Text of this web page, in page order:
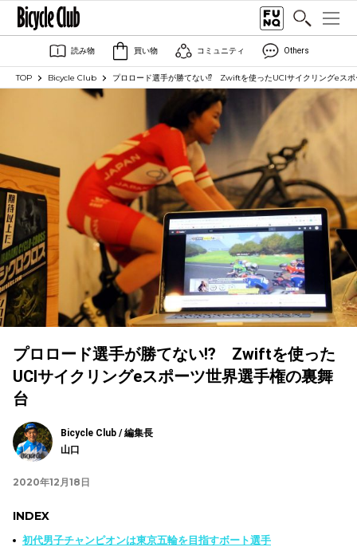
読み物 買い物 コミュニティ Others
TOP Bicycle Club プロロード選手が勝てない⁉ Zwiftを使ったUCIサイクリングeスポ
プロロード選手が勝てない⁉ Zwiftを使った
UCIサイクリングeスポーツ世界選手権の裏舞
台
Bicycle Club / 編集長
山口
2020年12月18日
INDEX
初代男子チャンピオンは東京五輪を目指すボート選手